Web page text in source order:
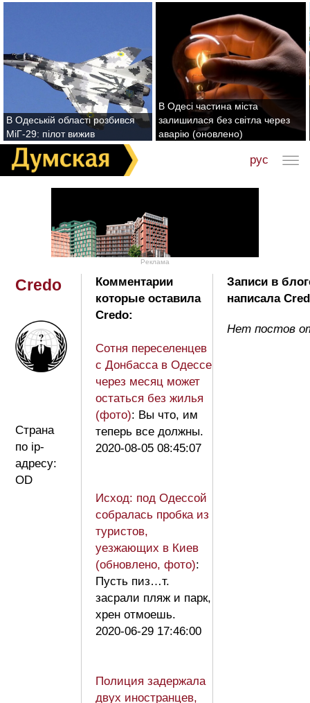
В Одеській області розбився
МіГ-29: пілот вижив
В Одесі частина міста
залишилася без світла через
аварію (оновлено)
рус
Реклама
Credo
Страна
по ip-
адресу:
OD
Комментарии
которые оставила
Credo:
Сотня переселенцев
с Донбасса в Одессе
через месяц может
остаться без жилья
(фото): Вы что, им
теперь все должны.
2020-08-05 08:45:07
Исход: под Одессой
собралась пробка из
туристов,
уезжающих в Киев
(обновлено, фото):
Пусть пиз…т.
засрали пляж и парк,
хрен отмоешь.
2020-06-29 17:46:00
Полиция задержала
двух иностранцев,
Записи в
написала
Нет постов